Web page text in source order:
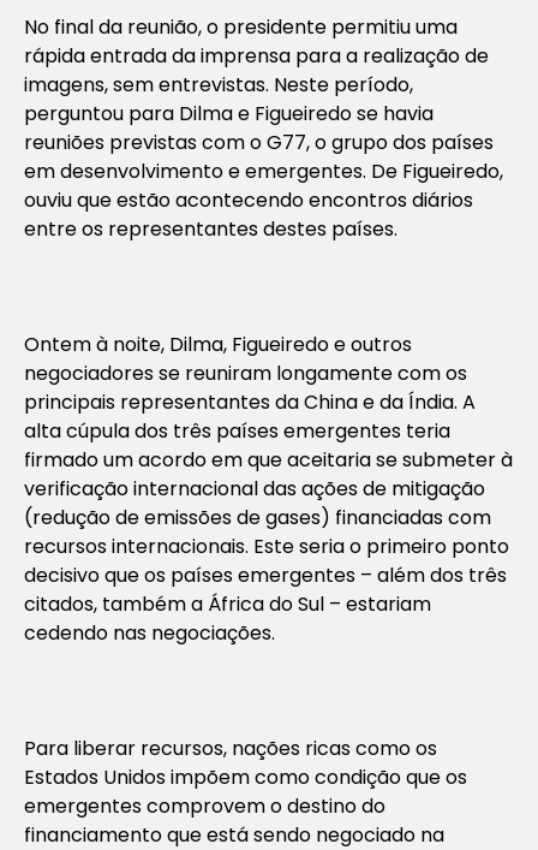
No final da reunião, o presidente permitiu uma
rápida entrada da imprensa para a realização de
imagens, sem entrevistas. Neste período,
perguntou para Dilma e Figueiredo se havia
reuniões previstas com o G77, o grupo dos países
em desenvolvimento e emergentes. De Figueiredo,
ouviu que estão acontecendo encontros diários
entre os representantes destes países.
Ontem à noite, Dilma, Figueiredo e outros
negociadores se reuniram longamente com os
principais representantes da China e da Índia. A
alta cúpula dos três países emergentes teria
firmado um acordo em que aceitaria se submeter à
verificação internacional das ações de mitigação
(redução de emissões de gases) financiadas com
recursos internacionais. Este seria o primeiro ponto
decisivo que os países emergentes – além dos três
citados, também a África do Sul – estariam
cedendo nas negociações.
Para liberar recursos, nações ricas como os
Estados Unidos impõem como condição que os
emergentes comprovem o destino do
financiamento que está sendo negociado na